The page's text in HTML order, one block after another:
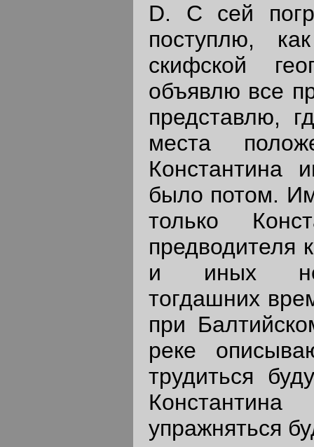
D. С сей
поступлю,
скифской
объявлю все
представлю,
места
Константина
было потом.
только
предводителя
и иных
тогдашних
при
реке
трудиться
упражняться